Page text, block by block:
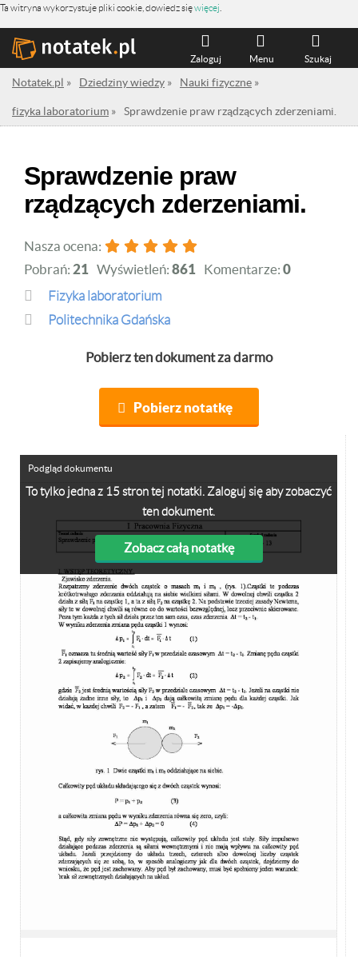
Ta witryna wykorzystuje pliki cookie, dowiedz sięwięcej
Szukaj
Menu
Zaloguj
Notatek.pl » Dziedziny wiedzy » Nauki fizyczne »
fizyka laboratorium » Sprawdzenie praw rządzących zderzeniami.
Sprawdzenie praw
rządzących zderzeniami.
Nasza ocena:
Pobrań: 21 Wyświetleń: 861 Komentarze: 0
fizyka laboratorium
Politechnika Gdańska
Pobierz ten dokument za darmo
Pobierz notatkę
To tylko jedna z 15 stron tej notatki. Zaloguj się aby zobaczyć
ten dokument.
Zobacz całą notatkę
Podgląd dokumentu